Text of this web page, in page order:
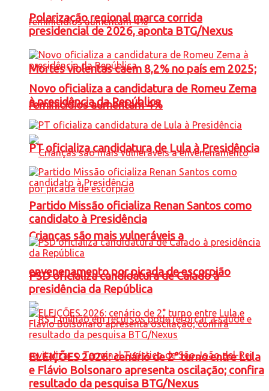
Mortes violentas caem 8,2% no país em 2025;
feminicídios aumentam 4%
Crianças são mais vulneráveis a
envenenamento por picada de escorpião
Polarização regional marca corrida
presidencial de 2026, aponta BTG/Nexus
Novo oficializa a candidatura de Romeu Zema
à presidência da República
PT oficializa candidatura de Lula à Presidência
Partido Missão oficializa Renan Santos como
candidato à Presidência
PSD oficializa candidatura de Caiado à
presidência da República
ELEIÇÕES 2026: cenário de 2° turno entre Lula
e Flávio Bolsonaro apresenta oscilação; confira
resultado da pesquisa BTG/Nexus